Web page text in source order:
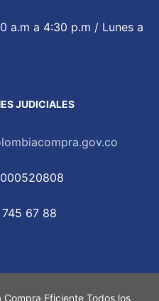
a.m a 4:30 p.m / Lunes a
JUDICIALES
67 88
Eficiente Todos los